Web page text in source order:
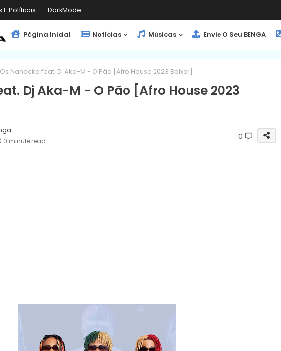
E Políticas DarkMode
Página Inicial Notícias Músicas Envie O Seu BENGA
Os Nandako feat. Dj Aka-M - O Pão [Afro House 2023 Baixar]
Dj Aka-M - O Pão [Afro House 2023
0 minute read 0